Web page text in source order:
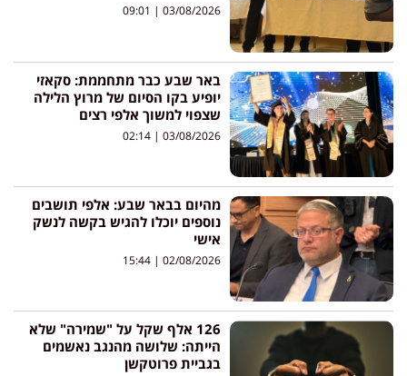
03/08/2026
באר שבע כבר מתחממת: סקאזי
יופיע בקו הסיום של מרוץ הלילה
שצפוי למשוך אלפי רצים
03/08/2026
מהיום בבאר שבע: אלפי תושבים
נוספים יוכלו להגיש בקשה לנשק
אישי
02/08/2026
126 אלף שקל על "שמירה" שלא
הייתה: שלושה מהנגב נאשמים
בגביית פרוטקשן